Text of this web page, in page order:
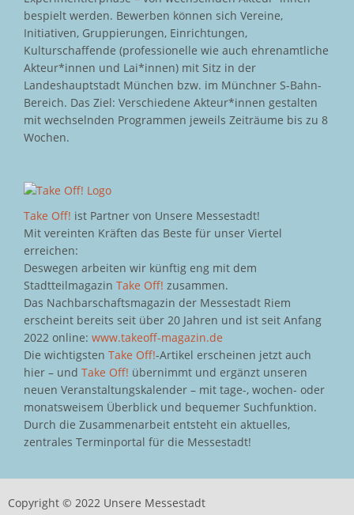
bespielt werden. Bewerben können sich Vereine,
Initiativen, Gruppierungen, Einrichtungen,
Kulturschaffende (professionelle wie auch ehrenamtliche
Akteur*innen und Lai*innen) mit Sitz in der
Landeshauptstadt München bzw. im Münchner S-Bahn-
Bereich. Das Ziel: Verschiedene Akteur*innen gestalten
mit wechselnden Programmen jeweils Zeiträume bis zu 8
Wochen.
Take Off! ist Partner von Unsere Messestadt!
Mit vereinten Kräften das Beste für unser Viertel
erreichen:
Deswegen arbeiten wir künftig eng mit dem
Stadtteilmagazin Take Off! zusammen.
Das Nachbarschaftsmagazin der Messestadt Riem
erscheint bereits seit über 20 Jahren und ist seit Anfang
2022 online: www.takeoff-magazin.de
Die wichtigsten Take Off!-Artikel erscheinen jetzt auch
hier – und Take Off! übernimmt und ergänzt unseren
neuen Veranstaltungskalender – mit tage-, wochen- oder
monatsweisem Überblick und bequemer Suchfunktion.
Durch die Zusammenarbeit entsteht ein aktuelles,
zentrales Terminportal für die Messestadt!
Copyright © 2022 Unsere Messestadt